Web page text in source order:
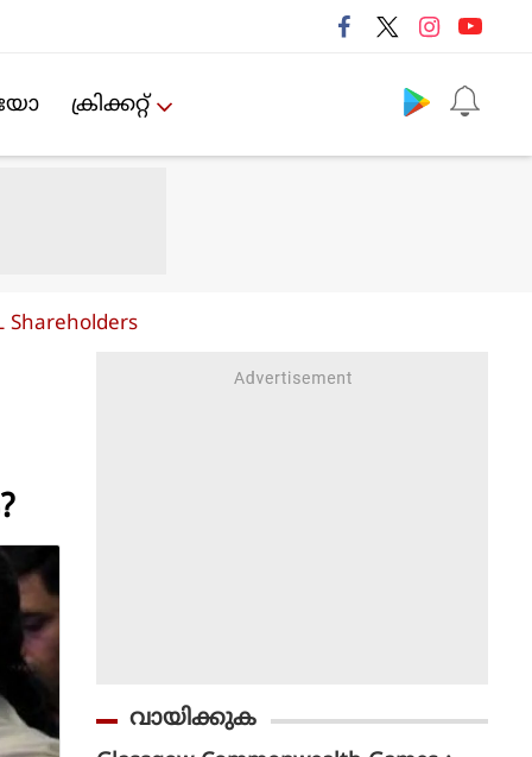
ക്രിക്കറ്റ്‌
Shareholders
വായിക്കുക